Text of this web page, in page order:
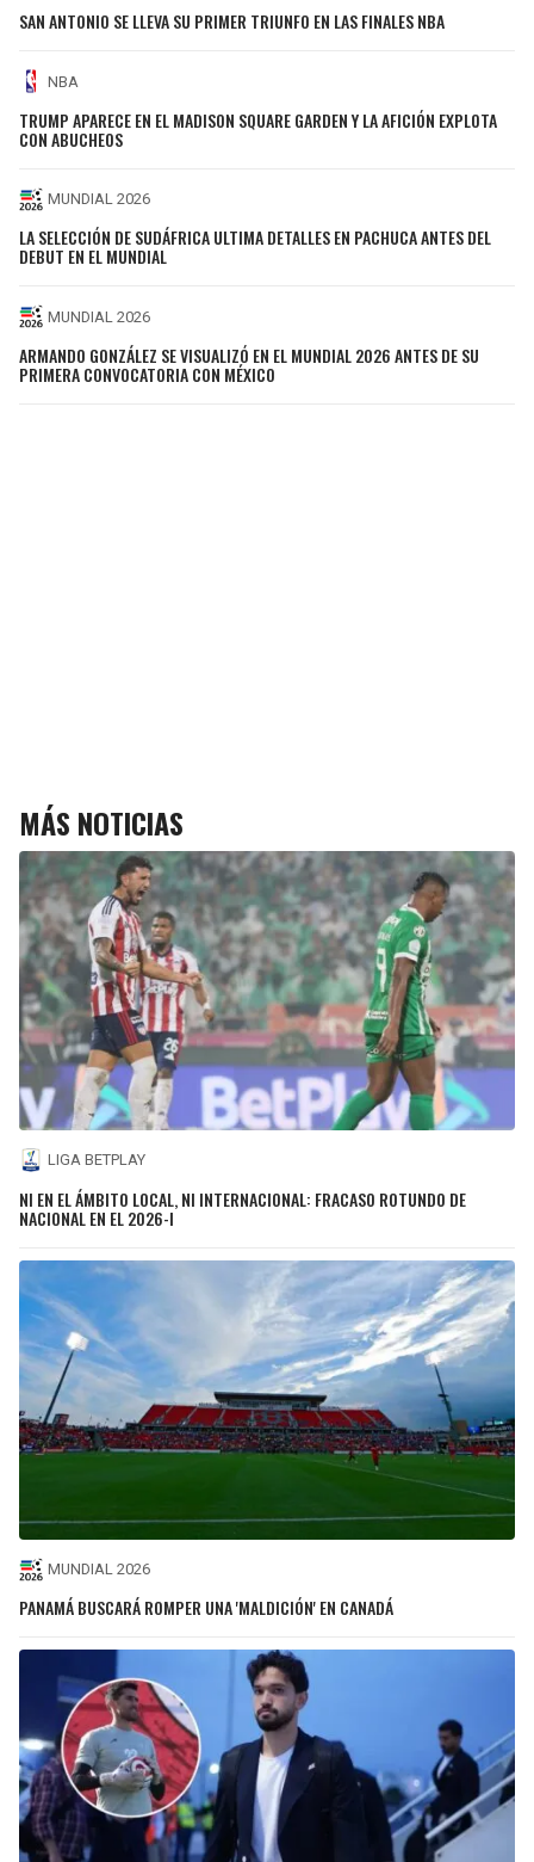
SAN ANTONIO SE LLEVA SU PRIMER TRIUNFO EN LAS FINALES NBA
NBA
TRUMP APARECE EN EL MADISON SQUARE GARDEN Y LA AFICIÓN EXPLOTA
CON ABUCHEOS
MUNDIAL 2026
LA SELECCIÓN DE SUDÁFRICA ULTIMA DETALLES EN PACHUCA ANTES DEL
DEBUT EN EL MUNDIAL
MUNDIAL 2026
ARMANDO GONZÁLEZ SE VISUALIZÓ EN EL MUNDIAL 2026 ANTES DE SU
PRIMERA CONVOCATORIA CON MÉXICO
MÁS NOTICIAS
LIGA BETPLAY
NI EN EL ÁMBITO LOCAL, NI INTERNACIONAL: FRACASO ROTUNDO DE
NACIONAL EN EL 2026-I
MUNDIAL 2026
PANAMÁ BUSCARÁ ROMPER UNA 'MALDICIÓN' EN CANADÁ